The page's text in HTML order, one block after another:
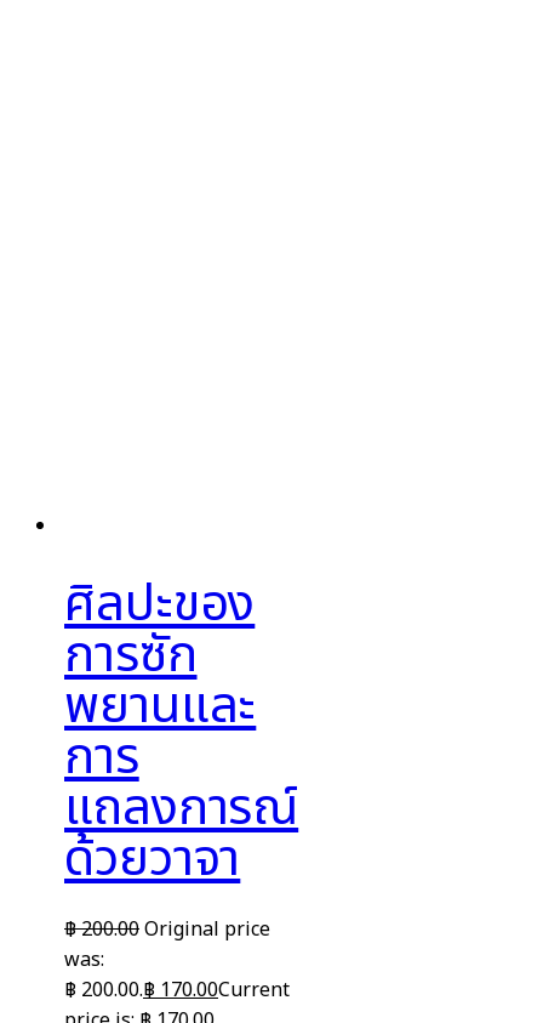
ศิลปะของ
การซัก
พยานและ
การ
แถลงการณ์
ด้วยวาจา
฿200.00Original price
was:
฿ 200.00.฿ 170.00Current